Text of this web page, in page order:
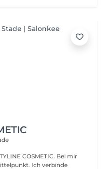
COSMETIC. Bei mir
Ich verbinde